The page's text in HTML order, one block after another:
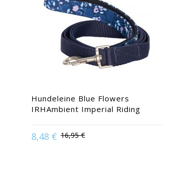
Hundeleine Blue Flowers
IRHAmbient Imperial Riding
8,48 € 16,95 €
Available in: